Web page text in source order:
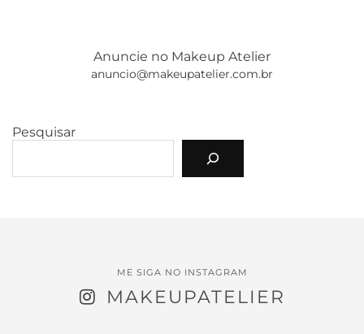
Anuncie no Makeup Atelier
anuncio@makeupatelier.com.br
Pesquisar
ME SIGA NO INSTAGRAM
MAKEUPATELIER